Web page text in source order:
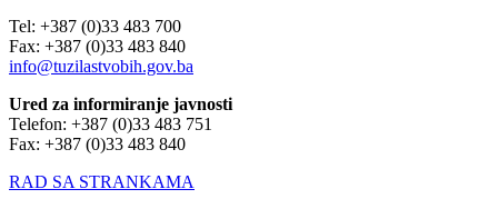
Tel: +387 (0)33 483 700
Fax: +387 (0)33 483 840
info@tuzilastvobih.gov.ba
Ured za informiranje javnosti
Telefon: +387 (0)33 483 751
Fax: +387 (0)33 483 840
RAD SA STRANKAMA